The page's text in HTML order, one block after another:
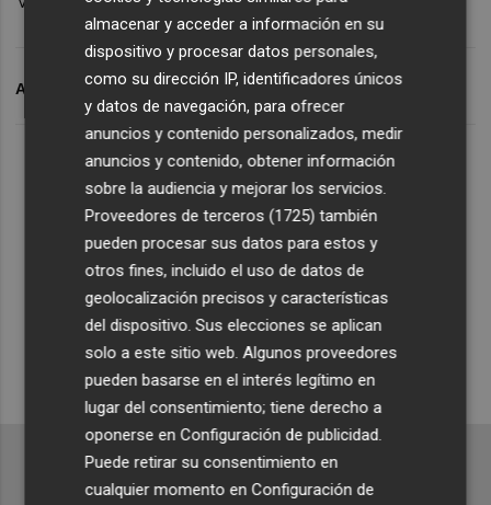
Lo Más Escuchado
Suscríbete al canal de
Whatsapp
Siempre al día de las últimas noticias
¡Quiero suscribirme!
ARCHIVADO EN ÚLTIMA FILA
almacenar y acceder a información en su
dispositivo y procesar datos personales,
como su dirección IP, identificadores únicos
y datos de navegación, para ofrecer
anuncios y contenido personalizados, medir
anuncios y contenido, obtener información
sobre la audiencia y mejorar los servicios.
Proveedores de terceros (1725) también
pueden procesar sus datos para estos y
otros fines, incluido el uso de datos de
geolocalización precisos y características
del dispositivo. Sus elecciones se aplican
solo a este sitio web. Algunos proveedores
pueden basarse en el interés legítimo en
lugar del consentimiento; tiene derecho a
oponerse enConfiguración de publicidad
Puede retirar su consentimiento en
cualquier momento enConfiguración de